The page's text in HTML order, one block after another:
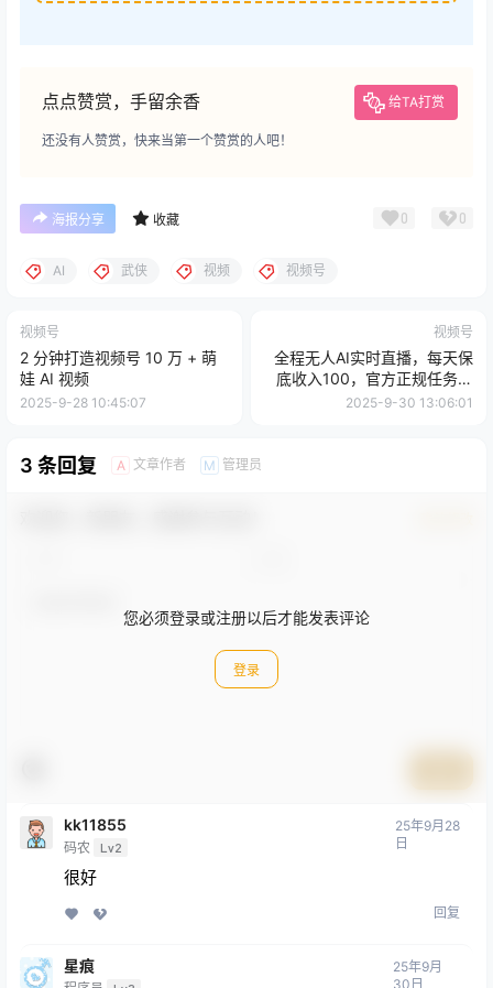
点点赞赏，手留余香 给TA打赏
还没有人赞赏，快来当第一个赞赏的人吧！
海报分享 收藏 0 0
AI 武侠 视频 视频号
视频号
2 分钟打造视频号 10 万 + 萌
娃 AI 视频
2025-9-28 10:45:07
视频号
全程无人AI实时直播，每天保
底收入100，官方正规任务全
民可做
2025-9-30 13:06:01
3 条回复 A 文章作者 M 管理员
您必须登录或注册以后才能发表评论
登录
kk11855
码农 Lv2
25年9月28
日
很好
回复
星痕
25年9月
30日